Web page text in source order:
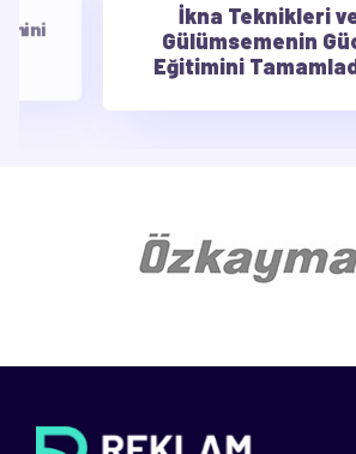
İkna Teknikleri ve
Gülümsemenin Gücü
Eğitimini Tamamladık.